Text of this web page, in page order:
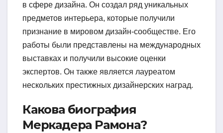
в сфере дизайна. Он создал ряд уникальных
предметов интерьера, которые получили
признание в мировом дизайн-сообществе. Его
работы были представлены на международных
выставках и получили высокие оценки
экспертов. Он также является лауреатом
нескольких престижных дизайнерских наград.
Какова биография
Меркадера Рамона?